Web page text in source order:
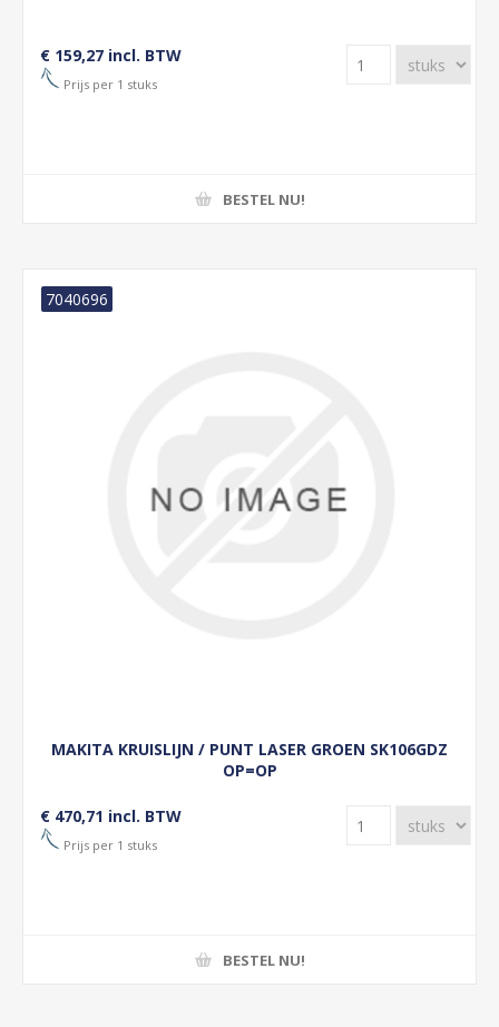
€ 159,27 incl. BTW
Prijs per 1 stuks
BESTEL NU!
MAKITA KRUISLIJN / PUNT LASER GROEN SK106GDZ
OP=OP
7040696
€ 470,71 incl. BTW
Prijs per 1 stuks
BESTEL NU!